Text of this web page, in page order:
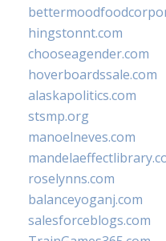
hingstonnt.com
chooseagender.com
hoverboardssale.com
alaskapolitics.com
stsmp.org
manoelneves.com
roselynns.com
balanceyoganj.com
salesforceblogs.com